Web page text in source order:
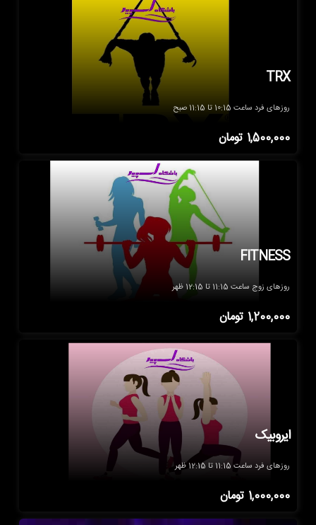
TRX
روزهای فرد ساعت 10:15 تا 11:15 صبح
1,500,000 تومان
FITNESS
روزهای زوج ساعت 11:15 تا 12:15 ظهر
1,200,000 تومان
ایروبیک
روزهای فرد ساعت 11:15 تا 12:15 ظهر
1,000,000 تومان